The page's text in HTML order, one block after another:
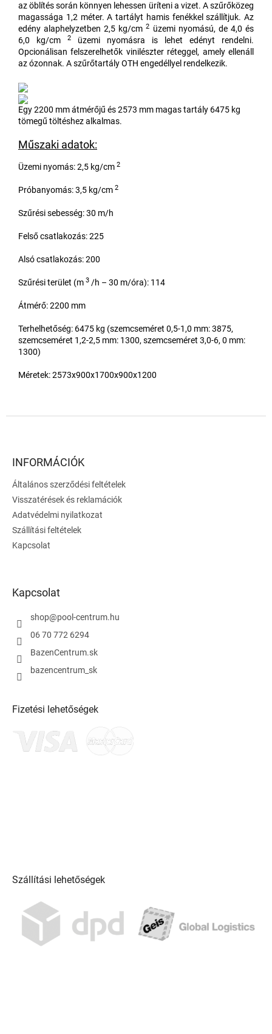
az öblítés során könnyen lehessen üríteni a vizet. A szűrőközeg
magassága 1,2 méter. A tartályt hamis fenékkel szállítjuk. Az
edény alaphelyzetben 2,5 kg/cm2 üzemi nyomású, de 4,0 és
6,0 kg/cm
2
üzemi nyomásra is lehet edényt rendelni.
Opcionálisan felszerelhetők vinilészter réteggel, amely ellenáll
az ózonnak. A szűrőtartály OTH engedéllyel rendelkezik.
Egy 2200 mm átmérőjű és 2573 mm magas tartály 6475 kg
tömegű töltéshez alkalmas.
Műszaki adatok:
Üzemi nyomás: 2,5 kg/cm 2
Próbanyomás: 3,5 kg/cm 2
Szűrési sebesség: 30 m/h
Felső csatlakozás: 225
Alsó csatlakozás: 200
Szűrési terület (m 3 /h – 30 m/óra): 114
Átmérő: 2200 mm
Terhelhetőség: 6475 kg (szemcseméret 0,5-1,0 mm: 3875,
szemcseméret 1,2-2,5 mm: 1300, szemcseméret 3,0-6, 0 mm:
1300)
Méretek: 2573x900x1700x900x1200
INFORMÁCIÓK
Általános szerződési feltételek
Visszatérések és reklamációk
Adatvédelmi nyilatkozat
Szállítási feltételek
Kapcsolat
Kapcsolat
shop@pool-centrum.hu
06 70 772 6294
BazenCentrum.sk
bazencentrum_sk
Fizetési lehetőségek
Szállítási lehetőségek